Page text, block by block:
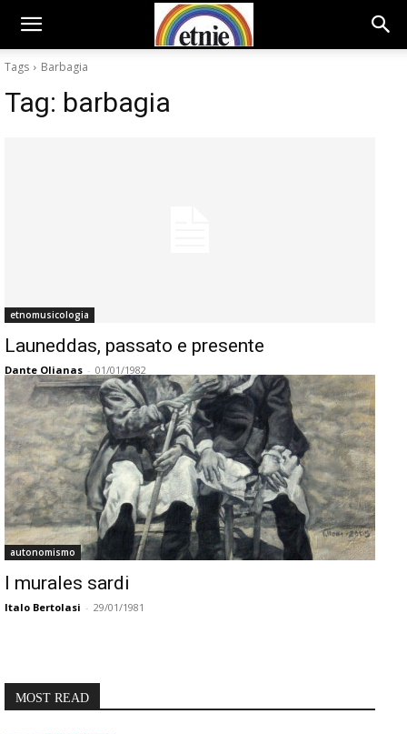
Tags Barbagia
Tag: barbagia
etnomusicologia
Launeddas, passato e presente
Dante Olianas - 01/01/1982
autonomismo
I murales sardi
Italo Bertolasi - 29/01/1981
MOST READ